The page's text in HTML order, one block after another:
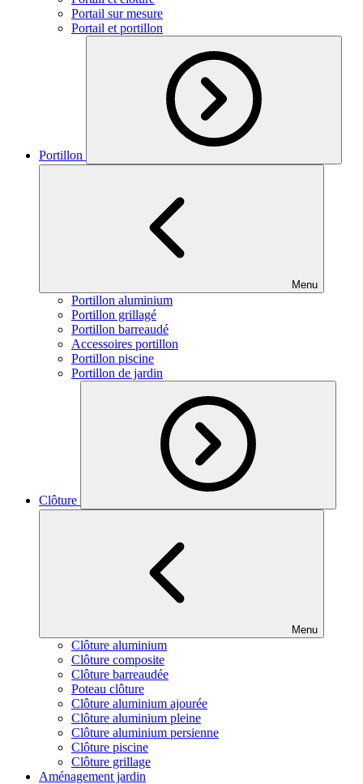
Portail sur mesure
Portail et portillon
Portillon
Menu
Portillon aluminium
Portillon grillagé
Portillon barreaudé
Accessoires portillon
Portillon piscine
Portillon de jardin
Clôture
Menu
Clôture aluminium
Clôture composite
Clôture barreaudée
Poteau clôture
Clôture aluminium ajourée
Clôture aluminium pleine
Clôture aluminium persienne
Clôture piscine
Clôture grillage
Aménagement jardin